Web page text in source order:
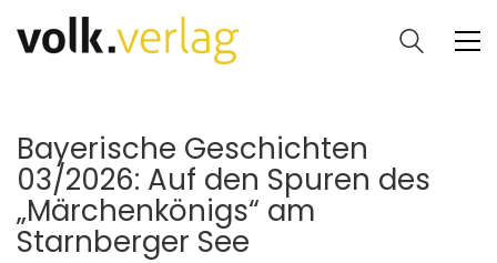
Bayerische Geschichten
03/2026: Auf den Spuren des
„Märchenkönigs“ am
Starnberger See